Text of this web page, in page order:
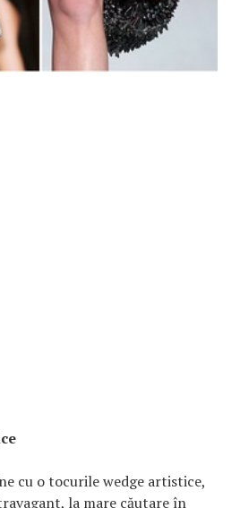
cu o tocurile wedge artistice,
la mare căutare în